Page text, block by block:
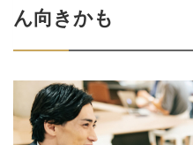
ん向きかも